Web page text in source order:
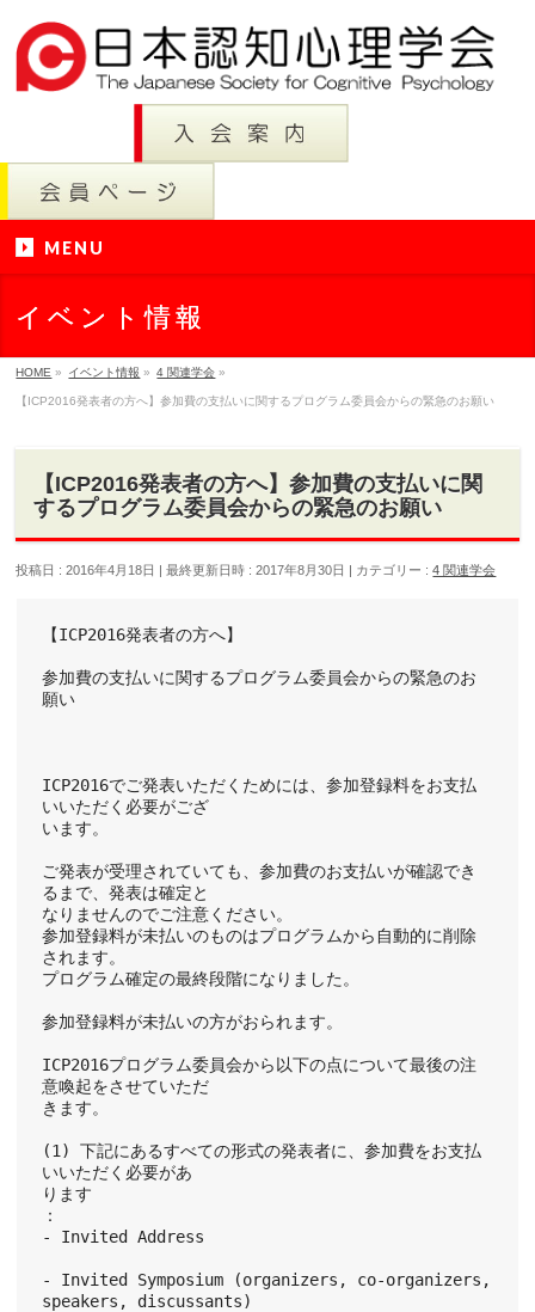
MENU
イベント情報
HOME » イベント情報 » 4 関連学会 »
【ICP2016発表者の方へ】参加費の支払いに関するプログラム委員会からの緊急のお願い
【ICP2016発表者の方へ】参加費の支払いに関
するプログラム委員会からの緊急のお願い
投稿日 : 2016年4月18日 最終更新日時 : 2017年8月30日 カテゴリー :4 関連学会
【ICP2016発表者の方へ】
参加費の支払いに関するプログラム委員会からの緊急のお
願い
ICP2016でご発表いただくためには、参加登録料をお支払
いいただく必要がござ
います。
ご発表が受理されていても、参加費のお支払いが確認でき
るまで、発表は確定と
なりませんのでご注意ください。
参加登録料が未払いのものはプログラムから自動的に削除
されます。
プログラム確定の最終段階になりました。
参加登録料が未払いの方がおられます。
ICP2016プログラム委員会から以下の点について最後の注
意喚起をさせていただ
きます。
(1) 下記にあるすべての形式の発表者に、参加費をお支払
いいただく必要があ
ります
：
- Invited Address
- Invited Symposium (organizers, co-organizers,
speakers, discussants)